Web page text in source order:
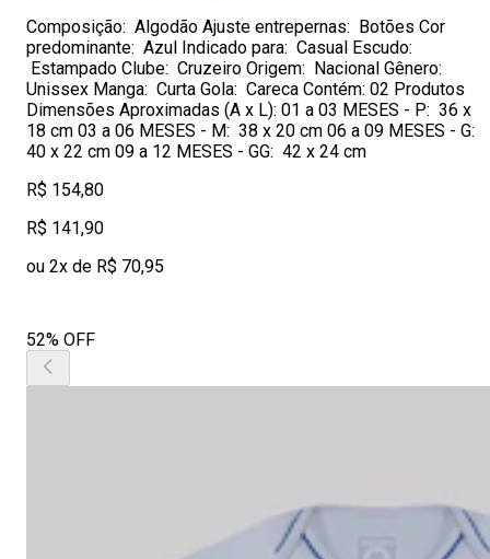
Composição: Algodão Ajuste entrepernas: Botões Cor
predominante: Azul Indicado para: Casual Escudo:
Estampado Clube: Cruzeiro Origem: Nacional Gênero:
Unissex Manga: Curta Gola: Careca Contém: 02 Produtos
Dimensões Aproximadas (A x L): 01 a 03 MESES - P: 36 x
18 cm 03 a 06 MESES - M: 38 x 20 cm 06 a 09 MESES - G:
40 x 22 cm 09 a 12 MESES - GG: 42 x 24 cm
R$ 154,80
R$ 141,90
ou 2x de R$ 70,95
52% OFF